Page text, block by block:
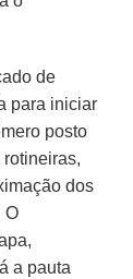
de
para iniciar
posto
dos
O
a pauta